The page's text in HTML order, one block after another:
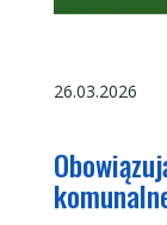
26.03.2026